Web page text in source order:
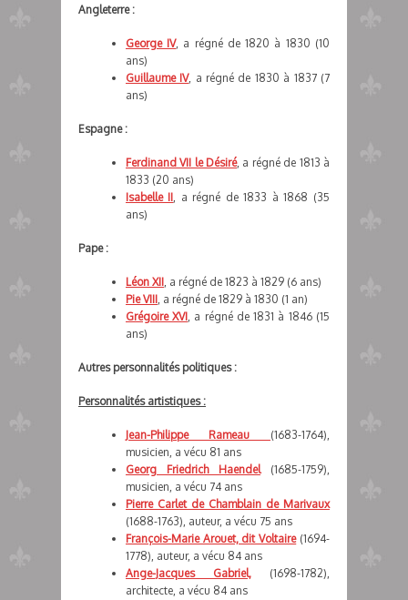
Angleterre :
George IV, a régné de 1820 à 1830 (10
ans)
Guillaume IV, a régné de 1830 à 1837 (7
ans)
Espagne :
Ferdinand VII le Désiré, a régné de 1813 à
1833 (20 ans)
Isabelle II, a régné de 1833 à 1868 (35
ans)
Pape :
Léon XII, a régné de 1823 à 1829 (6 ans)
Pie VIII, a régné de 1829 à 1830 (1 an)
Grégoire XVI, a régné de 1831 à 1846 (15
ans)
Autres personnalités politiques :
Personnalités artistiques :
Jean-Philippe Rameau (1683-1764),
musicien, a vécu 81 ans
Georg Friedrich Haendel(1685-1759),
musicien, a vécu 74 ans
Pierre Carlet de Chamblain de Marivaux
(1688-1763), auteur, a vécu 75 ans
François-Marie Arouet, dit Voltaire(1694-
1778), auteur, a vécu 84 ans
Ange-Jacques Gabriel,(1698-1782),
architecte, a vécu 84 ans